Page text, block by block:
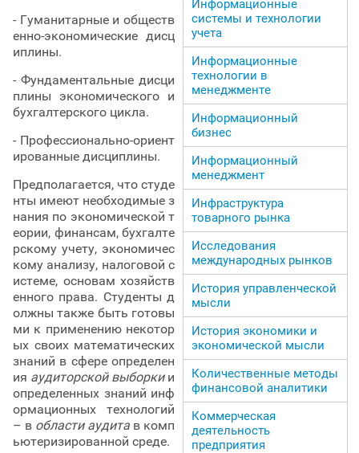
- Гуманитарные и обществ
енно-экономические дисц
иплины.
- Фундаментальные дисци
плины экономического и
бухгалтерского цикла.
- Профессионально-ориент
ированные дисциплины.
Предполагается, что студе
нты имеют необходимые з
нания по экономической т
еории, финансам, бухгалте
рскому учету, экономичес
кому анализу, налоговой с
истеме, основам хозяйств
енного права. Студенты д
олжны также быть готовы
ми к применению некотор
ых своих математических
знаний в сфере определен
ия аудиторской выборкии
определенных знаний инф
ормационных технологий
– в области аудита в комп
ьютеризированной среде.
Информационные
системы и технологии
учета
Информационные
технологии в
менеджменте
Информационный
бизнес
Информационный
менеджмент
Инфраструктура
товарного рынка
Исследования
международных рынков
История управленческой
мысли
История экономики и
экономической мысли
Количественные методы
финансовой аналитики
Коммерческая
деятельность
предприятия